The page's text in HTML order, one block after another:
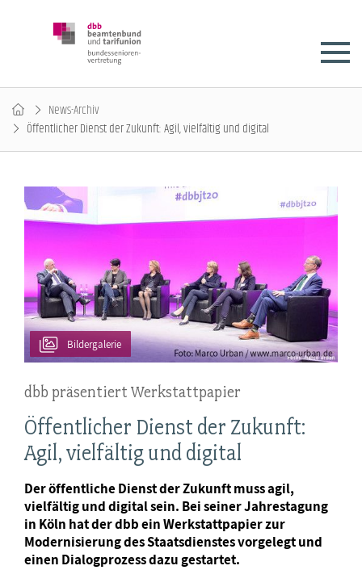
News-Archiv
Öffentlicher Dienst der Zukunft: Agil, vielfältig und digital
Bildergalerie
dbb präsentiert Werkstattpapier
Öffentlicher Dienst der Zukunft:
Agil, vielfältig und digital
Der öffentliche Dienst der Zukunft muss agil,
vielfältig und digital sein. Bei seiner Jahrestagung
in Köln hat der dbb ein Werkstattpapier zur
Modernisierung des Staatsdienstes vorgelegt und
einen Dialogprozess dazu gestartet.